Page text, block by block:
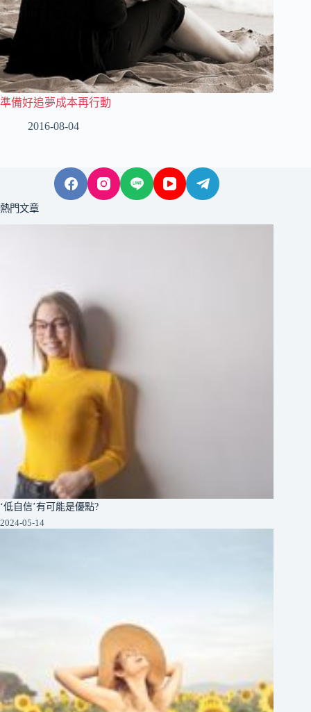
準備好追夢成本再行動
2016-08-04
熱門文章
‘低自信’有可能是優點?
2024-05-14